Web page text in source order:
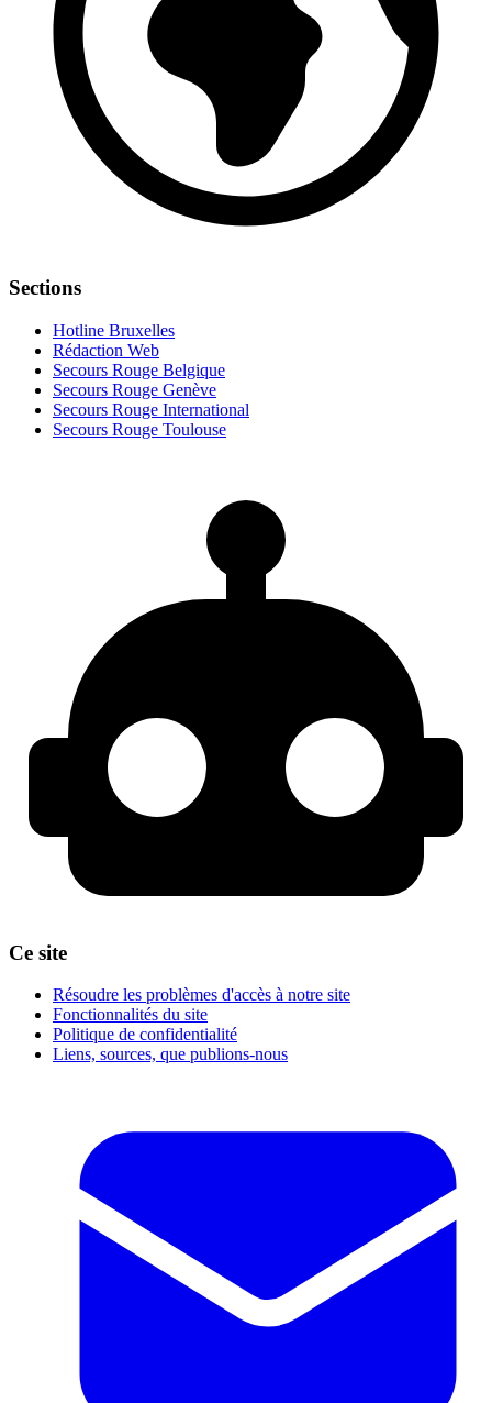
Sections
Hotline Bruxelles
Rédaction Web
Secours Rouge Belgique
Secours Rouge Genève
Secours Rouge International
Secours Rouge Toulouse
Ce site
Résoudre les problèmes d'accès à notre site
Fonctionnalités du site
Politique de confidentialité
Liens, sources, que publions-nous